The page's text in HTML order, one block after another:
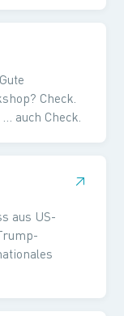
Check.
auch Check.
↗
aus US-